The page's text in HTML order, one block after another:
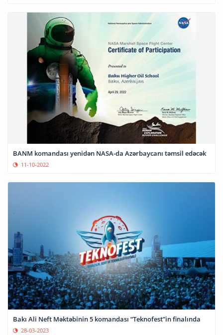
BANM komandası yenidən NASA-da Azərbaycanı təmsil edəcək
11-10-2022
Bakı Ali Neft Məktəbinin 5 komandası “Teknofest”in finalında
28-03-2023